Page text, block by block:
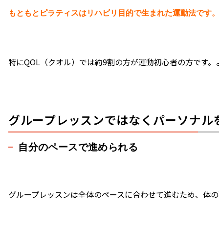
もともとピラティスはリハビリ目的で生まれた運動法です。
特にQOL（クオル）では約9割の方が運動初心者の方です
グループレッスンではなくパーソナ
自分のペースで進められる
グループレッスンは全体のペースに合わせて進むため、体